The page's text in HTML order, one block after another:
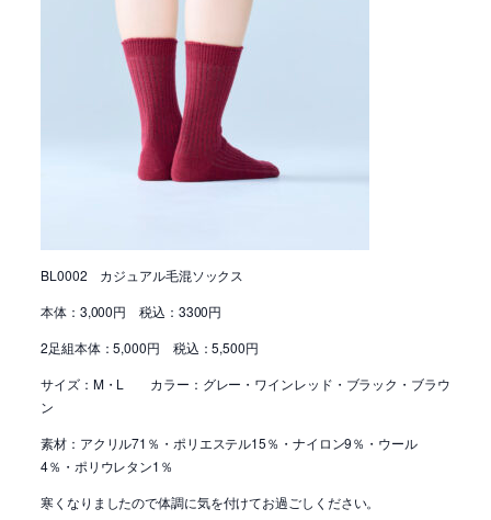
BL0002 カジュアル毛混ソックス
本体：3,000円 税込：3300円
2足組本体：5,000円 税込：5,500円
サイズ：M・L カラー：グレー・ワインレッド・ブラック・ブラウ
ン
素材：アクリル71％・ポリエステル15％・ナイロン9％・ウール
4％・ポリウレタン1％
寒くなりましたので体調に気を付けてお過ごしください。